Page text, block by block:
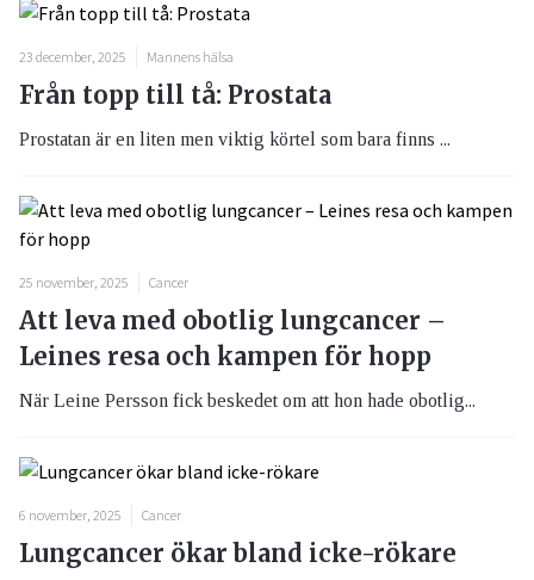
23 december, 2025 Mannens hälsa
Från topp till tå: Prostata
Prostatan är en liten men viktig körtel som bara finns ...
25 november, 2025 Cancer
Att leva med obotlig lungcancer –
Leines resa och kampen för hopp
När Leine Persson fick beskedet om att hon hade obotlig...
6 november, 2025 Cancer
Lungcancer ökar bland icke-rökare